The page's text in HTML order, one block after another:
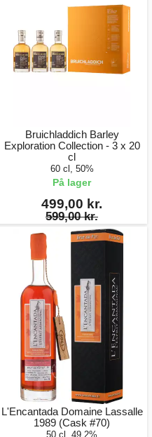
Bruichladdich Barley
Exploration Collection - 3 x 20
cl
60 cl, 50%
På lager
499,00 kr.
599,00 kr.
L'Encantada Domaine Lassalle
1989 (Cask #70)
50 cl, 49,2%